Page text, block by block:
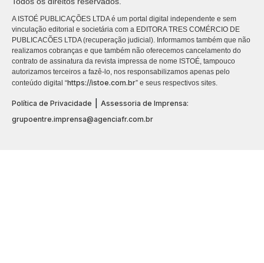
A ISTOÉ PUBLICAÇÕES LTDA é um portal digital independente e sem
vinculação editorial e societária com a EDITORA TRES COMÉRCIO DE
PUBLICACÕES LTDA (recuperação judicial). Informamos também que não
realizamos cobranças e que também não oferecemos cancelamento do
contrato de assinatura da revista impressa de nome ISTOÉ, tampouco
autorizamos terceiros a fazê-lo, nos responsabilizamos apenas pelo
conteúdo digital “https://istoe.com.br” e seus respectivos sites.
Política de Privacidade
Assessoria de Imprensa:
grupoentre.imprensa@agenciafr.com.br